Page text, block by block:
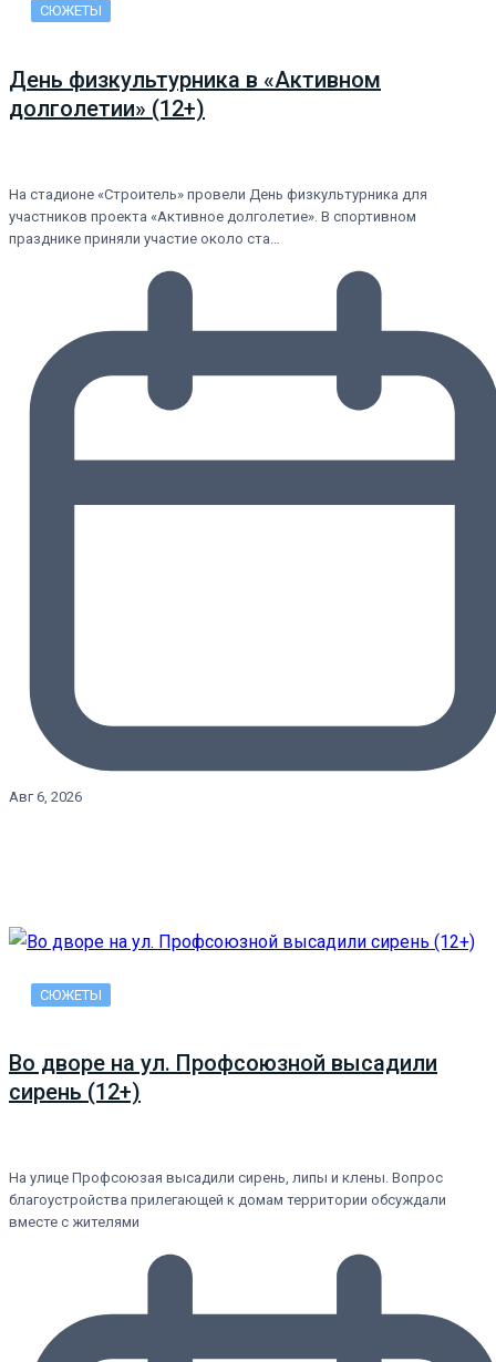
СЮЖЕТЫ
День физкультурника в «Активном
долголетии» (12+)
На стадионе «Строитель» провели День физкультурника для
участников проекта «Активное долголетие». В спортивном
празднике приняли участие около ста…
Авг 6, 2026
СЮЖЕТЫ
Во дворе на ул. Профсоюзной высадили
сирень (12+)
На улице Профсоюзая высадили сирень, липы и клены. Вопрос
благоустройства прилегающей к домам территории обсуждали
вместе с жителями